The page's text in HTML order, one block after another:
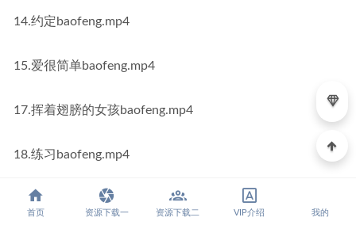
14.约定baofeng.mp4
15.爱很简单baofeng.mp4
17.挥着翅膀的女孩baofeng.mp4
18.练习baofeng.mp4
19.大约在动季baofeng.mp4
首页 资源下载一 资源下载二 VIP介绍 我的